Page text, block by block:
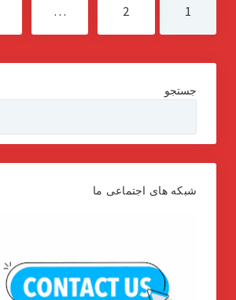
نوشته‌ها
1
2
…
جستجو
شبکه های اجتماعی ما